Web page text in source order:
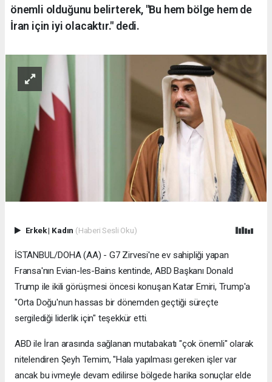
önemli olduğunu belirterek, "Bu hem bölge hem de
İran için iyi olacaktır." dedi.
Erkek| Kadın (Haberi Sesli Oku)
İSTANBUL/DOHA (AA) - G7 Zirvesi'ne ev sahipliği yapan
Fransa'nın Evian-les-Bains kentinde, ABD Başkanı Donald
Trump ile ikili görüşmesi öncesi konuşan Katar Emiri, Trump'a
"Orta Doğu'nun hassas bir dönemden geçtiği süreçte
sergilediği liderlik için" teşekkür etti.
ABD ile İran arasında sağlanan mutabakatı "çok önemli" olarak
nitelendiren Şeyh Temim, "Hala yapılması gereken işler var
ancak bu ivmeyle devam edilirse bölgede harika sonuçlar elde